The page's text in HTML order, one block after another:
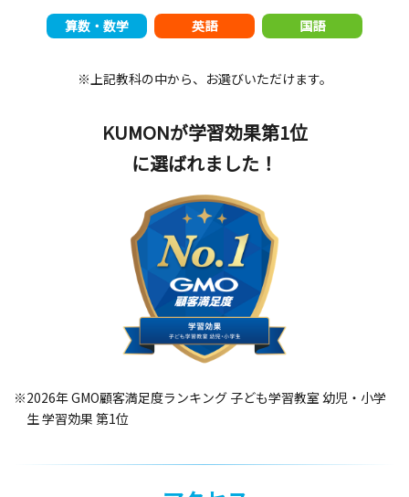
算数・数学 英語 国語
※上記教科の中から、お選びいただけます。
KUMONが学習効果第1位
に選ばれました！
※2026年 GMO顧客満足度ランキング 子ども学習教室 幼児・小学
生 学習効果 第1位